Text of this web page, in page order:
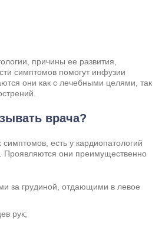
причины ее развития,
симптомов помогут инфузии
они как с лечебными целями, так
врача?
есть у кардиопатологий
Проявляются они преимущественно
за грудиной, отдающими в левое
рук;